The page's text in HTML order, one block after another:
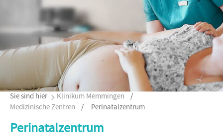
Sie sind hier Klinikum Memmingen /
Medizinische Zentren / Perinatalzentrum
Perinatalzentrum